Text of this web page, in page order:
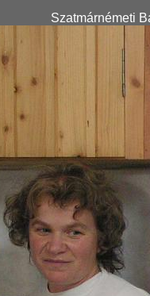
Szatmárnémeti